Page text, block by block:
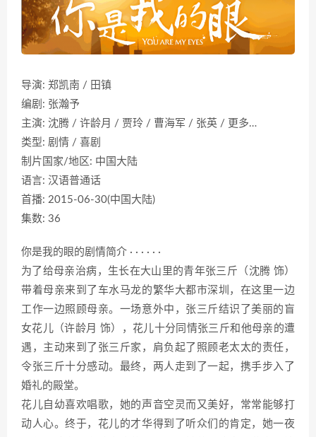
导演: 郑凯南 / 田镇
编剧: 张瀚予
主演: 沈腾 / 许龄月 / 贾玲 / 曹海军 / 张英 / 更多…
类型: 剧情 / 喜剧
制片国家/地区: 中国大陆
语言: 汉语普通话
首播: 2015-06-30(中国大陆)
集数: 36
你是我的眼的剧情简介 · · · · · ·
为了给母亲治病，生长在大山里的青年张三斤（沈腾 饰）
带着母亲来到了车水马龙的繁华大都市深圳，在这里一边
工作一边照顾母亲。一场意外中，张三斤结识了美丽的盲
女花儿（许龄月 饰），花儿十分同情张三斤和他母亲的遭
遇，主动来到了张三斤家，肩负起了照顾老太太的责任，
令张三斤十分感动。最终，两人走到了一起，携手步入了
婚礼的殿堂。
花儿自幼喜欢唱歌，她的声音空灵而又美好，常常能够打
动人心。终于，花儿的才华得到了听众们的肯定，她一夜